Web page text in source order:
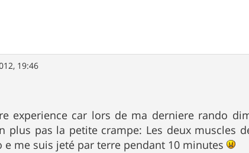
19:46
experience car lors de ma derniere rando
plus pas la petite crampe: Les deux muscles
e me suis jeté par terre pendant 10 minutes